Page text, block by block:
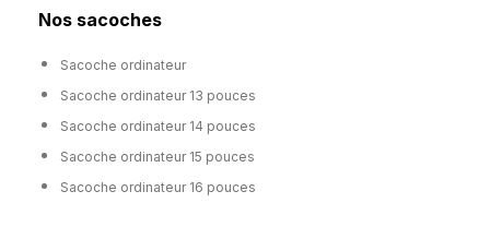
Nos sacoches
Sacoche ordinateur
Sacoche ordinateur 13 pouces
Sacoche ordinateur 14 pouces
Sacoche ordinateur 15 pouces
Sacoche ordinateur 16 pouces